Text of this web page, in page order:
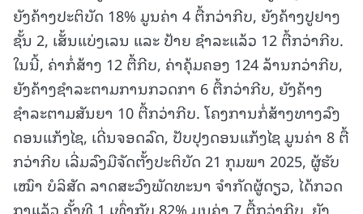
ຍັງຄ້າງປະຕິບັດ 18% ມູນຄ່າ 4 ຕື້ກວ່າກີບ, ຍັງຄ້າງປູຢາງ
ຊັ້ນ 2, ເສັ້ນແບ່ງເລນ ແລະ ປ້າຍ ຊໍາລະແລ້ວ 12 ຕື້ກວ່າກີບ.
ໃນນີ້, ຄ່າກໍ່ສ້າງ 12 ຕື້ກີບ, ຄ່າຄຸ້ມຄອງ 124 ລ້ານກວ່າກີບ,
ຍັງຄ້າງຊຳລະຕາມການກວດກາ 6 ຕື້ກວ່າກີບ, ຍັງຄ້າງ
ຊຳລະຕາມສັນຍາ 10 ຕື້ກວ່າກີບ. ໂຄງການກໍ່ສ້າງທາງລົງ
ດອນແກ້ງໄຊ, ເດີ່ນຈອດລົດ, ປັບປຸງດອນແກ້ງໄຊ ມູນຄ່າ 8 ຕື້
ກວ່າກີບ ເລີ່ມລົງມືຈັດຕັ້ງປະຕິບັດ 21 ກຸມພາ 2025, ຜູ້ຮັບ
ເໝົາ ບໍລິສັດ ລາດສະວົງພັດທະນາ ຈຳກັດຜູ້ດຽວ, ໄດ້ກວດ
ກາແລ້ວ ຄັ້ງທີ 1 ເທົ່າກັບ 82% ມູນຄ່າ 7 ຕື້ກວ່າກີບ, ຍັງ